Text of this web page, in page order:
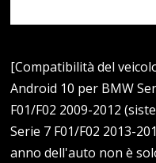
[Compatibilità del
Android 10 per BMW
F01/F02 2009-2012
Serie 7 F01/F02 2013-
anno dell'auto non è